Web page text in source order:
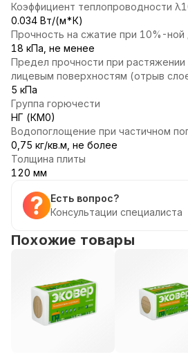
Коэффициент теплопроводности
0.034 Вт/(м*К)
Прочность на сжатие при 10%-
18 кПа, не менее
Предел прочности при растяжении
лицевым поверхностям (отрыв
5 кПа
Группа горючести
НГ (КМ0)
Водопоглощение при частичном
0,75 кг/кв.м, не более
Толщина плиты
120 мм
Есть вопрос?
Консультации специалиста
Похожие товары